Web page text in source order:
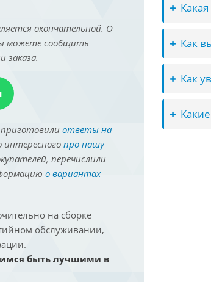
окончательной. О
можете сообщить
заказа.
ответы на
интересного про нашу
перечислили
о вариантах
на сборке
обслуживании,
быть лучшими в
Как
Как